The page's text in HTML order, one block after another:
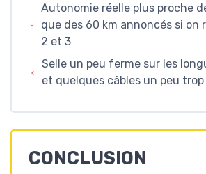
Autonomie réelle plus proche
que des 60 km annoncés si on
2 et 3
Selle un peu ferme sur les
et quelques câbles un peu
CONCLUSION